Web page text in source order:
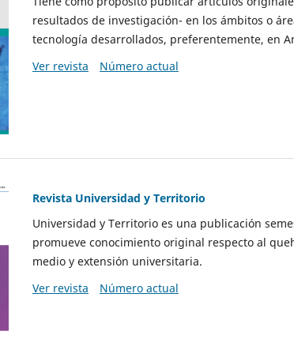
resultados de investigación- en los ámbitos o
tecnología desarrollados, preferentemente, en
Ver revista
Número actual
Revista Universidad y Territorio
Universidad y Territorio es una publicación
promueve conocimiento original respecto al
medio y extensión universitaria.
Ver revista
Número actual